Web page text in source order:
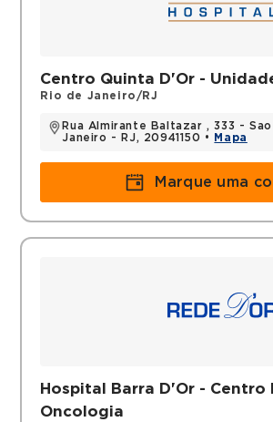
Centro Quinta D'Or -
Rio de Janeiro/RJ
Rua Almirante Baltazar , 333 -
Janeiro - RJ, 20941150 •
Mapa
Marque uma
Hospital Barra D'Or - Centro
Oncologia